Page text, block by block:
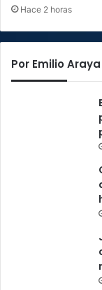
Hace 2 horas
Por Emilio Araya